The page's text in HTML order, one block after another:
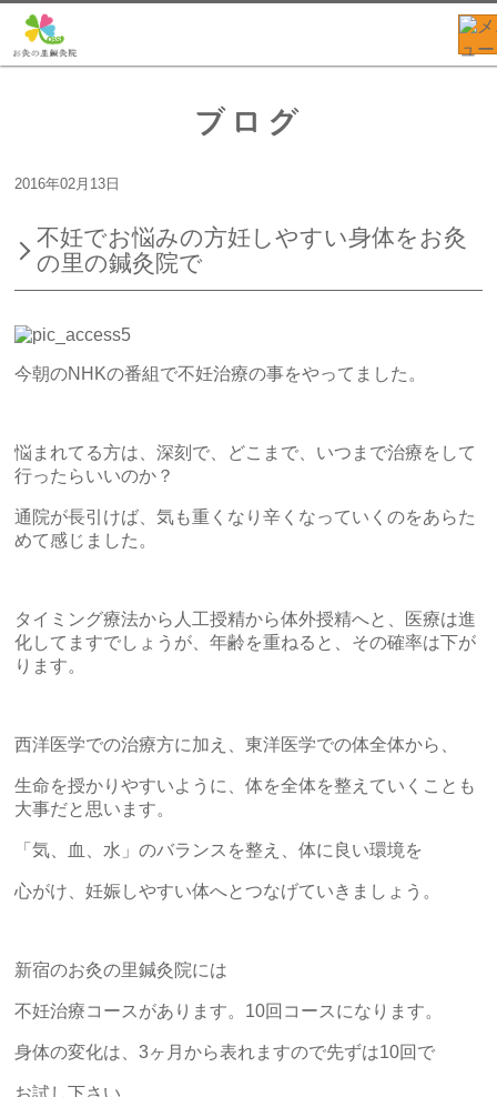
ブログ
2016年02月13日
不妊でお悩みの方妊しやすい身体をお灸
の里の鍼灸院で
今朝のNHKの番組で不妊治療の事をやってました。
悩まれてる方は、深刻で、どこまで、いつまで治療をして
行ったらいいのか？
通院が長引けば、気も重くなり辛くなっていくのをあらた
めて感じました。
タイミング療法から人工授精から体外授精へと、医療は進
化してますでしょうが、年齢を重ねると、その確率は下が
ります。
西洋医学での治療方に加え、東洋医学での体全体から、
生命を授かりやすいように、体を全体を整えていくことも
大事だと思います。
「気、血、水」のバランスを整え、体に良い環境を
心がけ、妊娠しやすい体へとつなげていきましょう。
新宿のお灸の里鍼灸院には
不妊治療コースがあります。10回コースになります。
身体の変化は、3ヶ月から表れますので先ずは10回で
お試し下さい。